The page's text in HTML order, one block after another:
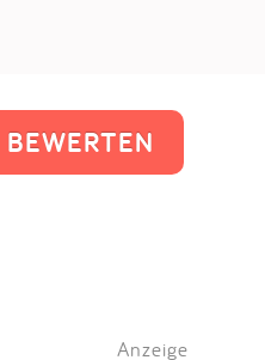
Anzeige